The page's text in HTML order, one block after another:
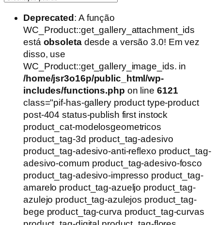
Deprecated : A função
WC_Product::get_gallery_attachment_ids
está obsoletadesde a versão 3.0! Em vez
disso, use
WC_Product::get_gallery_image_ids. in
/home/jsr3o16p/public_html/wp-
includes/functions.php on line 6121
class="pif-has-gallery product type-product
post-404 status-publish first instock
product_cat-modelosgeometricos
product_tag-3d product_tag-adesivo
product_tag-adesivo-anti-reflexo product_tag-
adesivo-comum product_tag-adesivo-fosco
product_tag-adesivo-impresso product_tag-
amarelo product_tag-azueljo product_tag-
azulejo product_tag-azulejos product_tag-
bege product_tag-curva product_tag-curvas